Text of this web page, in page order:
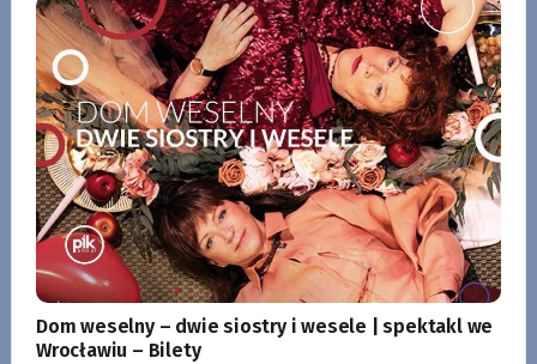
Dom weselny – dwie siostry i wesele | spektakl we
Wrocławiu – Bilety